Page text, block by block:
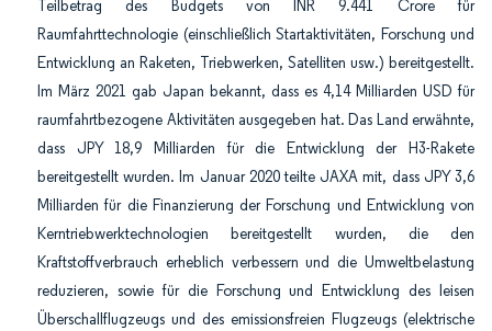
Teilbetrag des Budgets von INR 9.441 Crore für
Raumfahrttechnologie (einschließlich Startaktivitäten, Forschung und
Entwicklung an Raketen, Triebwerken, Satelliten usw.) bereitgestellt.
Im März 2021 gab Japan bekannt, dass es 4,14 Milliarden USD für
raumfahrtbezogene Aktivitäten ausgegeben hat. Das Land erwähnte,
dass JPY 18,9 Milliarden für die Entwicklung der H3-Rakete
bereitgestellt wurden. Im Januar 2020 teilte JAXA mit, dass JPY 3,6
Milliarden für die Finanzierung der Forschung und Entwicklung von
Kerntriebwerktechnologien bereitgestellt wurden, die den
Kraftstoffverbrauch erheblich verbessern und die Umweltbelastung
reduzieren, sowie für die Forschung und Entwicklung des leisen
Überschallflugzeugs und des emissionsfreien Flugzeugs (elektrische